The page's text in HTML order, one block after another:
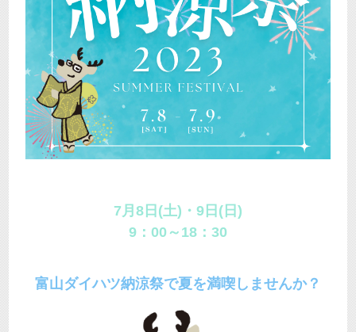
7月8日(土)・9日(日)
9：00～18：30
富山ダイハツ納涼祭で夏を満喫しませんか？